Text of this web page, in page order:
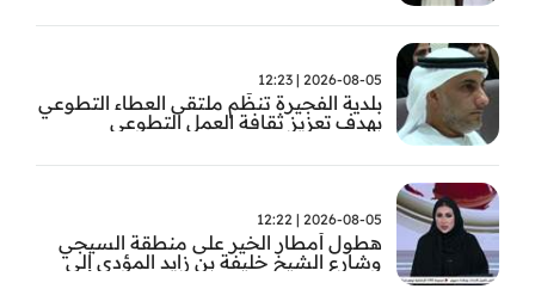
2026-08-05 | 12:23
بلدية الفجيرة تنظّم ملتقى العطاء التطوعي
بهدف تعزيز ثقافة العمل التطوعي
2026-08-05 | 12:22
هطول أمطار الخير على منطقة السيجي
وشارع الشيخ خليفة بن زايد المؤدي إلى